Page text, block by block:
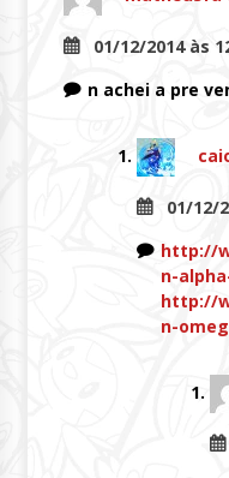
01/12/2014 às
n achei a pre
01/12/
http://
n-
http://
n-